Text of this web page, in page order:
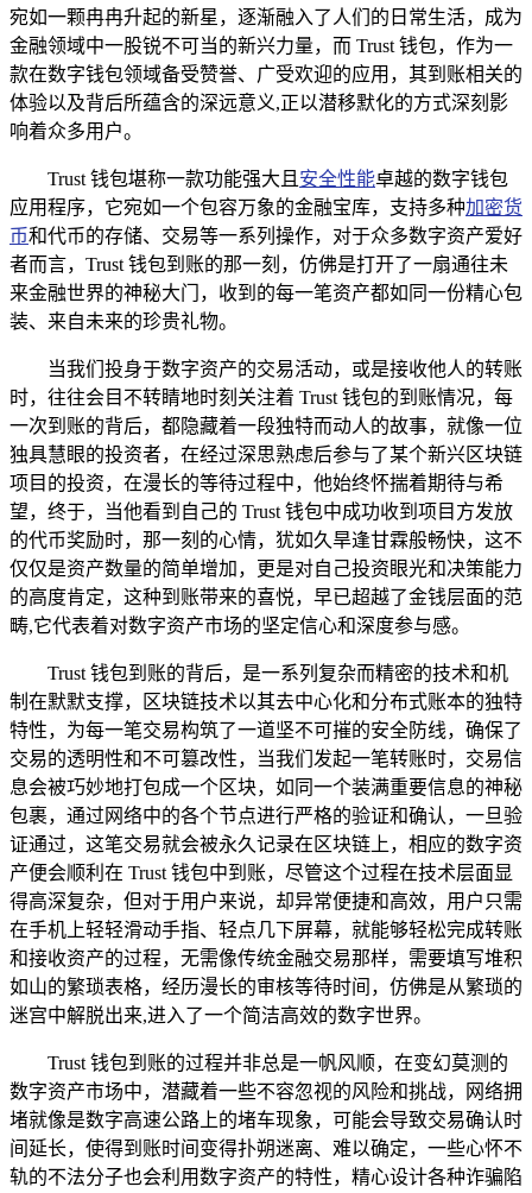
宛如一颗冉冉升起的新星，逐渐融入了人们的日常生活，成为
金融领域中一股锐不可当的新兴力量，而 Trust 钱包，作为一
款在数字钱包领域备受赞誉、广受欢迎的应用，其到账相关的
体验以及背后所蕴含的深远意义,正以潜移默化的方式深刻影
响着众多用户。
Trust 钱包堪称一款功能强大且 安全性能卓越的数字钱包
应用程序，它宛如一个包容万象的金融宝库，支持多种加密货
币和代币的存储、交易等一系列操作，对于众多数字资产爱好
者而言，Trust 钱包到账的那一刻，仿佛是打开了一扇通往未
来金融世界的神秘大门，收到的每一笔资产都如同一份精心包
装、来自未来的珍贵礼物。
当我们投身于数字资产的交易活动，或是接收他人的转账
时，往往会目不转睛地时刻关注着 Trust 钱包的到账情况，每
一次到账的背后，都隐藏着一段独特而动人的故事，就像一位
独具慧眼的投资者，在经过深思熟虑后参与了某个新兴区块链
项目的投资，在漫长的等待过程中，他始终怀揣着期待与希
望，终于，当他看到自己的 Trust 钱包中成功收到项目方发放
的代币奖励时，那一刻的心情，犹如久旱逢甘霖般畅快，这不
仅仅是资产数量的简单增加，更是对自己投资眼光和决策能力
的高度肯定，这种到账带来的喜悦，早已超越了金钱层面的范
畴,它代表着对数字资产市场的坚定信心和深度参与感。
Trust 钱包到账的背后，是一系列复杂而精密的技术和机
制在默默支撑，区块链技术以其去中心化和分布式账本的独特
特性，为每一笔交易构筑了一道坚不可摧的安全防线，确保了
交易的透明性和不可篡改性，当我们发起一笔转账时，交易信
息会被巧妙地打包成一个区块，如同一个装满重要信息的神秘
包裹，通过网络中的各个节点进行严格的验证和确认，一旦验
证通过，这笔交易就会被永久记录在区块链上，相应的数字资
产便会顺利在 Trust 钱包中到账，尽管这个过程在技术层面显
得高深复杂，但对于用户来说，却异常便捷和高效，用户只需
在手机上轻轻滑动手指、轻点几下屏幕，就能够轻松完成转账
和接收资产的过程，无需像传统金融交易那样，需要填写堆积
如山的繁琐表格，经历漫长的审核等待时间，仿佛是从繁琐的
迷宫中解脱出来,进入了一个简洁高效的数字世界。
Trust 钱包到账的过程并非总是一帆风顺，在变幻莫测的
数字资产市场中，潜藏着一些不容忽视的风险和挑战，网络拥
堵就像是数字高速公路上的堵车现象，可能会导致交易确认时
间延长，使得到账时间变得扑朔迷离、难以确定，一些心怀不
轨的不法分子也会利用数字资产的特性，精心设计各种诈骗陷